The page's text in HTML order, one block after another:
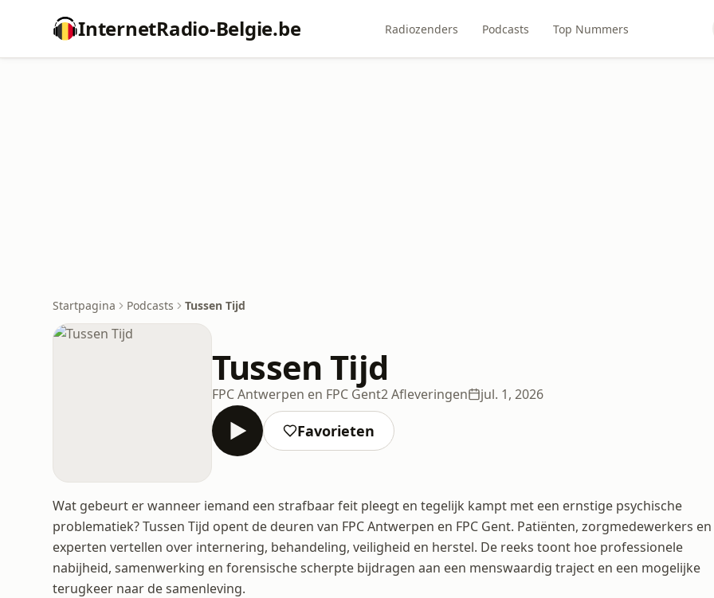
InternetRadio-Belgie.be Radiozenders Podcasts Top Nummers
Startpagina Podcasts Tussen Tijd
Tussen Tijd
FPC Antwerpen en FPC Gent2 Afleveringen jul. 1, 2026
Favorieten
Wat gebeurt er wanneer iemand een strafbaar feit pleegt en tegelijk kampt met een ernstige psychische
problematiek? Tussen Tijd opent de deuren van FPC Antwerpen en FPC Gent. Patiënten, zorgmedewerkers en
experten vertellen over internering, behandeling, veiligheid en herstel. De reeks toont hoe professionele
nabijheid, samenwerking en forensische scherpte bijdragen aan een menswaardig traject en een mogelijke
terugkeer naar de samenleving.